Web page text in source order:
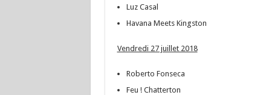
Luz Casal
Havana Meets Kingston
Vendredi 27 juillet 2018
Roberto Fonseca
Feu ! Chatterton